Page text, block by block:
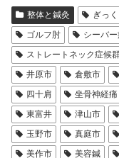
整体と鍼灸 ぎっ
ゴルフ肘
シーバー
ストレートネック症候
井原市
倉敷市
四十肩
坐骨神経痛
東富井
津山市
玉野市
真庭市
美作市
美容鍼